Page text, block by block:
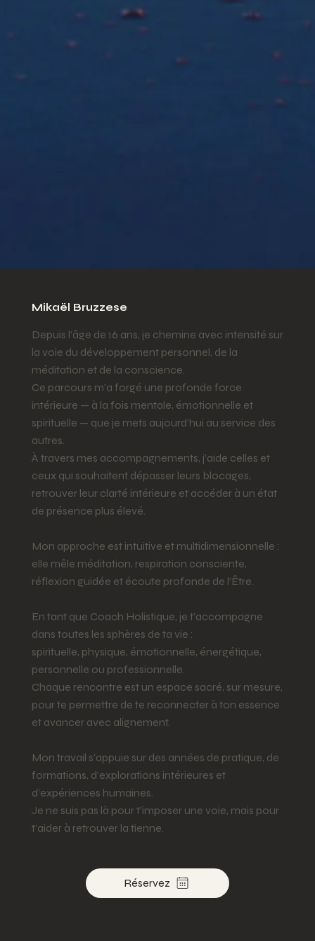
Mikaël Bruzzese
Depuis l’âge de 16 ans, je chemine avec intensité sur
la voie du développement personnel, de la
méditation et de la conscience.
Ce parcours m’a forgé une profonde force
intérieure — à la fois mentale, émotionnelle et
spirituelle — que je mets aujourd’hui au service des
autres.
À travers mes accompagnements, j’aide celles et
ceux qui souhaitent dépasser leurs blocages,
retrouver leur clarté intérieure et accéder à un état
de présence plus élevé.
Mon approche est intuitive et multidimensionnelle :
elle mêle méditation, respiration consciente,
réflexion guidée et écoute profonde de l’Être.
En tant que Coach Holistique, je t’accompagne
dans toutes les sphères de ta vie :
spirituelle, physique, émotionnelle, énergétique,
personnelle ou professionnelle.
Chaque rencontre est un espace sacré, sur mesure,
pour te permettre de te reconnecter à ton essence
et avancer avec alignement.
Mon travail s’appuie sur des années de pratique, de
formations, d’explorations intérieures et
d’expériences humaines.
Je ne suis pas là pour t’imposer une voie, mais pour
t’aider à retrouver la tienne.
Réservez